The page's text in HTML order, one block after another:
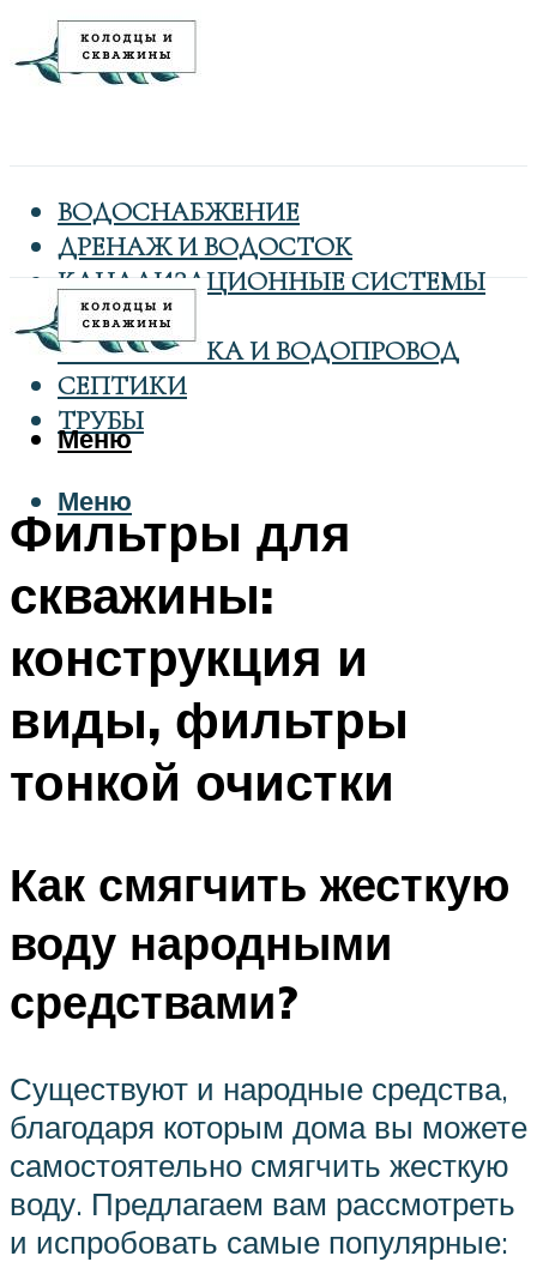
ВОДОСНАБЖЕНИЕ
ДРЕНАЖ И ВОДОСТОК
КАНАЛИЗАЦИОННЫЕ СИСТЕМЫ
КОЛОДЦЫ
САНТЕХНИКА И ВОДОПРОВОД
СЕПТИКИ
ТРУБЫ
Меню
Меню
Фильтры для
скважины:
конструкция и
виды, фильтры
тонкой очистки
Как смягчить жесткую
воду народными
средствами?
Существуют и народные средства,
благодаря которым дома вы можете
самостоятельно смягчить жесткую
воду. Предлагаем вам рассмотреть
и испробовать самые популярные: